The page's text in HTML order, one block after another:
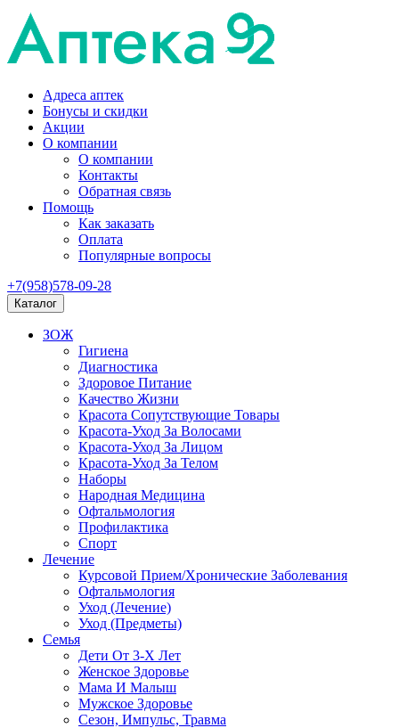
Адреса аптек
Бонусы и скидки
Акции
О компании
О компании
Контакты
Обратная связь
Помощь
Как заказать
Оплата
Популярные вопросы
+7(958)578-09-28
Каталог
ЗОЖ
Гигиена
Диагностика
Здоровое Питание
Качество Жизни
Красота Сопутствующие Товары
Красота-Уход За Волосами
Красота-Уход За Лицом
Красота-Уход За Телом
Наборы
Народная Медицина
Офтальмология
Профилактика
Спорт
Лечение
Курсовой Прием/Хронические Заболевания
Офтальмология
Уход (Лечение)
Уход (Предметы)
Семья
Дети От 3-Х Лет
Женское Здоровье
Мама И Малыш
Мужское Здоровье
Сезон, Импульс, Травма